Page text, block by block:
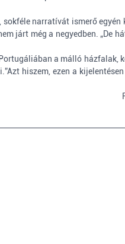
narratívát ismerő
járt még a negyedben. „De
a málló házfalak,
hiszem, ezen a